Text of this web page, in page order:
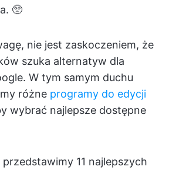
🥺
nie jest zaskoczeniem, że
szuka alternatyw dla
W tym samym duchu
różne programy do edycji
wybrać najlepsze dostępne
11 najlepszych